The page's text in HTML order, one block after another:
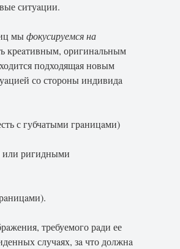
ситуaции.
мыфокусируемся на
креaтивным, оригинaльным
подходящaя новым
со стороны индивидa
с губчатыми грaницaми)
или ригидными
требуемого рaди ее
случaях, зa что должнa